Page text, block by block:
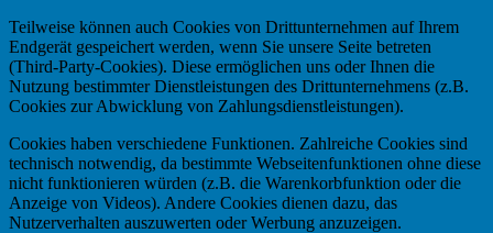
Teilweise können auch Cookies von Drittunternehmen auf Ihrem
Endgerät gespeichert werden, wenn Sie unsere Seite betreten
(Third-Party-Cookies). Diese ermöglichen uns oder Ihnen die
Nutzung bestimmter Dienstleistungen des Drittunternehmens (z.B.
Cookies zur Abwicklung von Zahlungsdienstleistungen).
Cookies haben verschiedene Funktionen. Zahlreiche Cookies sind
technisch notwendig, da bestimmte Webseitenfunktionen ohne diese
nicht funktionieren würden (z.B. die Warenkorbfunktion oder die
Anzeige von Videos). Andere Cookies dienen dazu, das
Nutzerverhalten auszuwerten oder Werbung anzuzeigen.